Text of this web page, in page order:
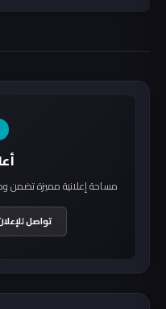
مساحة إعلانية مميزة تضمن
تواصل للإعلان: